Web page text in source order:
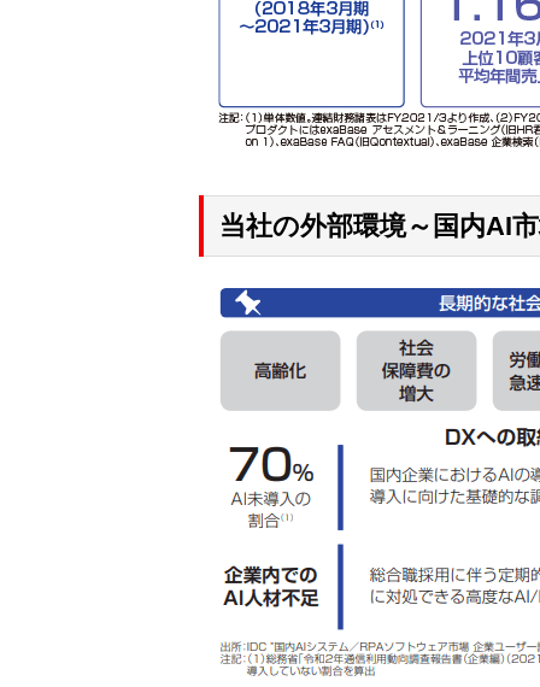
当社の外部環境～国内AI